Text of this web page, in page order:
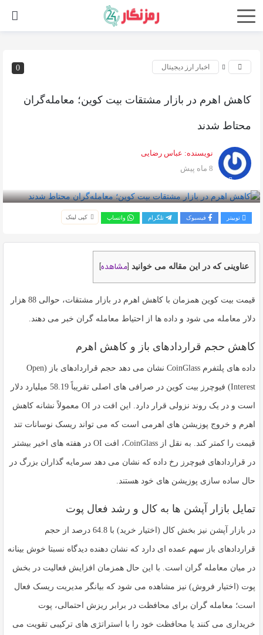
0 اخبار ارز دیجیتال
کاهش اهرم در بازار مشتقات بیت کوین؛ معامله‌گران
محتاط شدند
نویسنده: عباس رضایی
8 ماه پیش
توییتر فیسبوک تلگرام واتساپ کپی لینک
عناوینی که در این مقاله می خوانید [مشاهده]
قیمت بیت کوین همزمان با کاهش اهرم در بازار مشتقات، حوالی 88 هزار
دلار معامله می شود و داده ها از احتیاط معامله گران خبر می دهند.
کاهش حجم قراردادهای باز و کاهش اهرم
داده های پلتفرم CoinGlass نشان می دهد حجم قراردادهای باز (Open
Interest) فیوچرز بیت کوین در صرافی های اصلی تقریباً 58.19 میلیارد دلار
است و در یک روند نزولی قرار دارد. این افت در OI معمولاً نشانه کاهش
اهرم و خروج پوزیشن های اهرمی است که می تواند ریسک نوسانات تند
قیمت را کمتر کند. به نقل از CoinGlass، افت OI در هفته های اخیر بیشتر
در قراردادهای فیوچرز رخ داده که نشان می دهد سرمایه گذاران بزرگ در
حال ساده سازی پوزیشن های خود هستند.
تمایل بازار آپشن ها به کال و رشد فعال پوت
در بازار آپشن نیز بخش کال (اختیار خرید) با 64.8 درصد از حجم
قراردادهای باز سهم عمده ای دارد که نشان دهنده دیدگاه نسبتا خوش بینانه
در میان معامله گران است. با این حال همزمان افزایش فعالیت در بخش
پوت (اختیار فروش) نیز مشاهده می شود که بیانگر مدیریت ریسک فعال
است؛ معامله گران برای محافظت در برابر ریزش احتمالی، پوت
خریداری می کنند یا محافظت خود را با استراتژی های ترکیبی تقویت می